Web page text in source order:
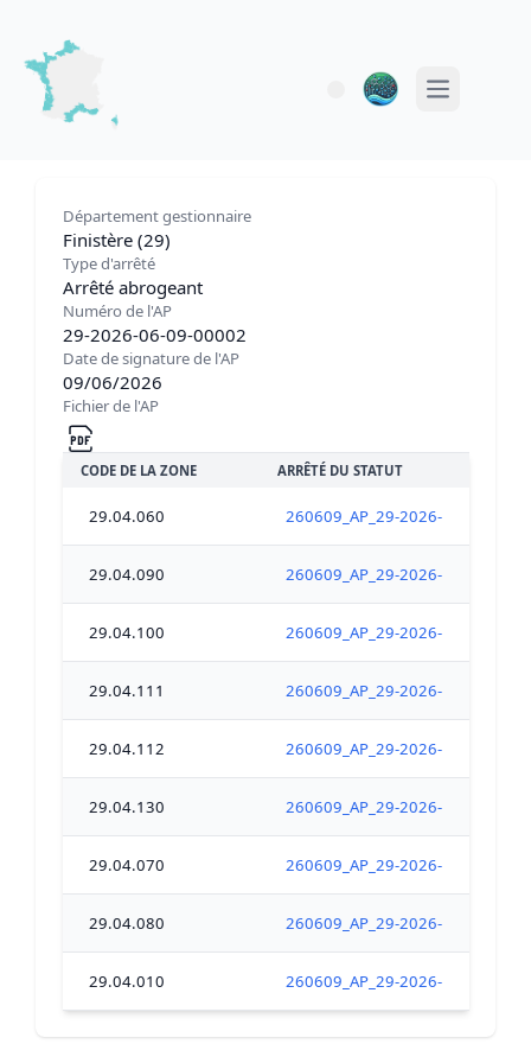
Open main
Département gestionnaire
Finistère (29)
Type d'arrêté
Arrêté abrogeant
Numéro de l'AP
29-2026-06-09-00002
Date de signature de l'AP
09/06/2026
Fichier de l'AP
CODE DE LA ZONE ARRÊTÉ DU STATUT
29.04.060 260609_AP_29-2026-06-09-
29.04.090 260609_AP_29-2026-06-09-
29.04.100 260609_AP_29-2026-06-09-
29.04.111 260609_AP_29-2026-06-09-
29.04.112 260609_AP_29-2026-06-09-
29.04.130 260609_AP_29-2026-06-09-
29.04.070 260609_AP_29-2026-06-09-
29.04.080 260609_AP_29-2026-06-09-
29.04.010 260609_AP_29-2026-06-09-